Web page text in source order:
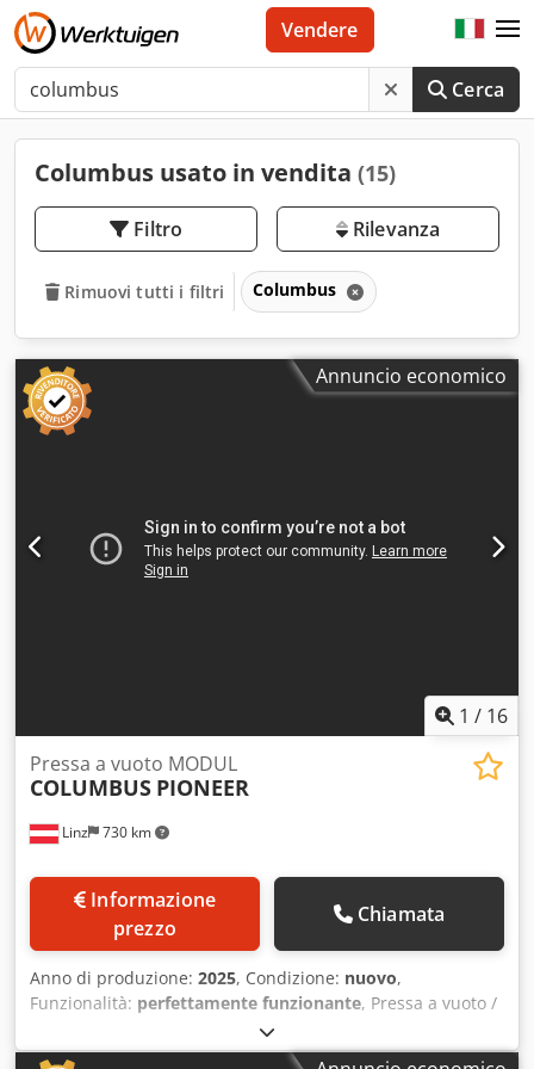
Cerca
Vendere
Columbus usato in vendita (15)
Filtro Rilevanza
Rimuovi tutti i filtri Columbus
Annuncio economico
1 / 16
Linz 730 km
Pressa a vuoto MODUL
COLUMBUS PIONEER
prezzo
Chiamata
Anno di produzione: 2025, Condizione: nuovo,
Funzionalità: perfettamente funzionante, Pressa a vuoto /
pressa a membrana “Columbus Pioneer” – disponibile
subito! (Sistema modulare con varie versioni e superfici